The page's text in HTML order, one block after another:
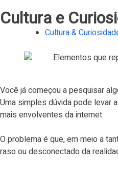
Cultura e
Cultura &
Você já começou a pesquisar
Uma simples dúvida pode levar
mais envolventes da internet.
O problema é que, em meio a
raso ou desconectado da